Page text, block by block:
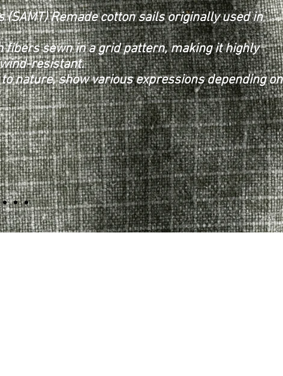
Remade cotton sails originally used in
sewn in a grid pattern, making it highly
resistant.
nature, show various expressions depending on